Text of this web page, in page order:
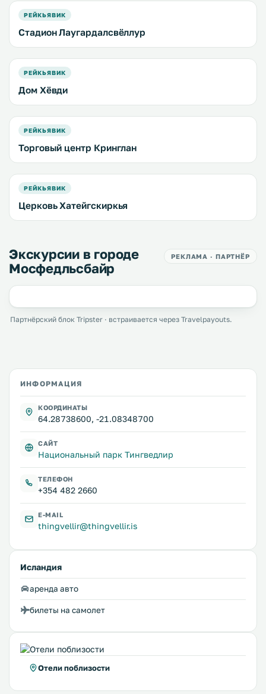
РЕЙКЬЯВИК
Стадион Лаугардалсвёллур
РЕЙКЬЯВИК
Дом Хёвди
РЕЙКЬЯВИК
Торговый центр Кринглан
РЕЙКЬЯВИК
Церковь Хатейгскиркья
Экскурсии в городе
Мосфедльсбайр
РЕКЛАМА · ПАРТНЁР
Партнёрский блок Tripster · встраивается через Travelpayouts.
ИНФОРМАЦИЯ
КООРДИНАТЫ
64.28738600, -21.08348700
САЙТ
Национальный парк Тингведлир
ТЕЛЕФОН
+354 482 2660
E-MAIL
thingvellir@thingvellir.is
Исландия
аренда авто
билеты на самолет
Отели поблизости